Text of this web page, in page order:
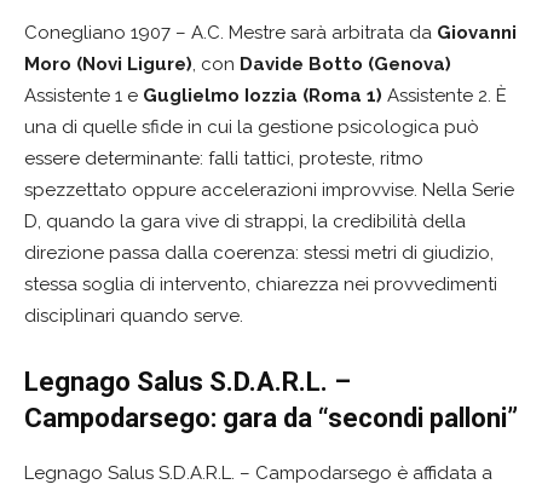
Conegliano 1907 – A.C. Mestre sarà arbitrata da Giovanni
Moro (Novi Ligure), con Davide Botto (Genova)
Assistente 1 e Guglielmo Iozzia (Roma 1) Assistente 2. È
una di quelle sfide in cui la gestione psicologica può
essere determinante: falli tattici, proteste, ritmo
spezzettato oppure accelerazioni improvvise. Nella Serie
D, quando la gara vive di strappi, la credibilità della
direzione passa dalla coerenza: stessi metri di giudizio,
stessa soglia di intervento, chiarezza nei provvedimenti
disciplinari quando serve.
Legnago Salus S.D.A.R.L. –
Campodarsego: gara da “secondi palloni”
Legnago Salus S.D.A.R.L. – Campodarsego è affidata a